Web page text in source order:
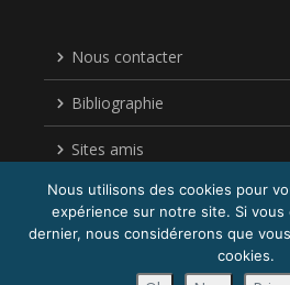
Nous contacter
Bibliographie
Sites amis
Politique de confidentialité
Copyright © 2026 Acigné
Nous utilisons des cookies pour
expérience sur notre site. Si
dernier, nous considérerons que
cookies.